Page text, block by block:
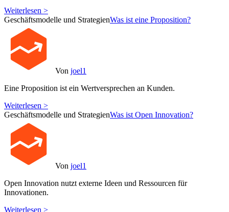
Weiterlesen >
Geschäftsmodelle und StrategienWas ist eine Proposition?
Von joel1
Eine Proposition ist ein Wertversprechen an Kunden.
Weiterlesen >
Geschäftsmodelle und StrategienWas ist Open Innovation?
Von joel1
Open Innovation nutzt externe Ideen und Ressourcen für
Innovationen.
Weiterlesen >